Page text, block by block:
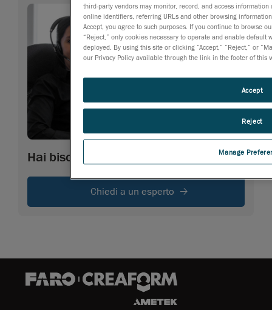
Hai bisogno di più informazion
Chiedi a un esperto
third-party vendors may monitor, record, and access
online identifiers, referring URLs and other browsing
Accept, you agree to such purposes. If you continue to browse
“Reject,” only cookies necessary to operate and enable
deployed. By using this site or clicking “Accept,” “Reject,” or
our Privacy Policy available through the link in the footer of this
Manage
Reject
Accept